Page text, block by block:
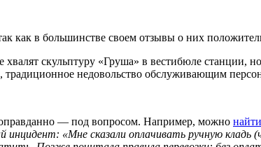
как в большинстве своем отзывы о них
скульптуру «Груша» в вестибюле станции,
традиционное недовольство обслуживающим
— под вопросом. Например, можно найти
инцидент: «Мне сказали оплачивать ручную